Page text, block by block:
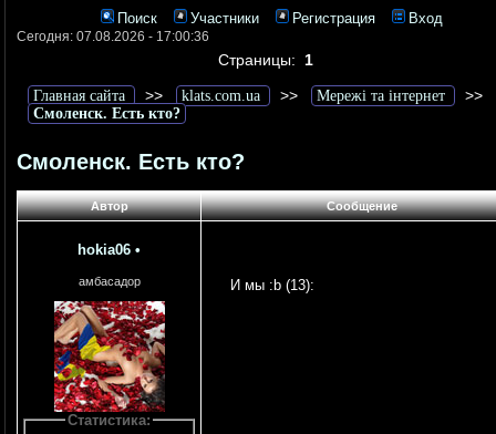
Поиск Участники Регистрация Вход
Сегодня: 07.08.2026 - 17:00:36
Страницы: 1
Главная сайта >> klats.com.ua >> Мережі та інтернет >>
Смоленск. Есть кто?
Смоленск. Есть кто?
Автор Сообщение
hokia06 •
амбасадор
Статистика:
И мы :b (13):